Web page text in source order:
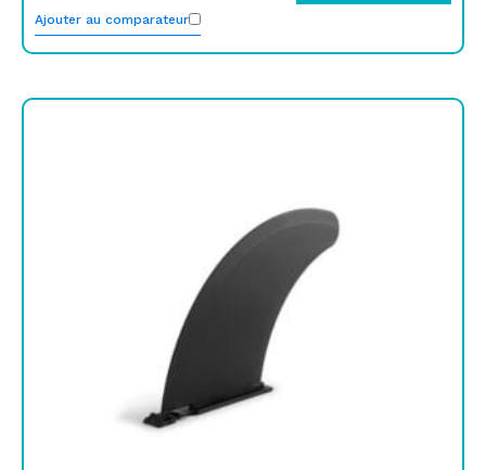
Ajouter au comparateur